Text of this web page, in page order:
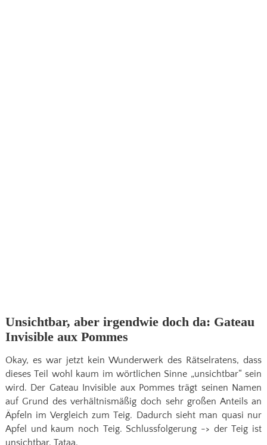
Unsichtbar, aber irgendwie doch da: Gateau
Invisible aux Pommes
Okay, es war jetzt kein Wunderwerk des Rätselratens, dass
dieses Teil wohl kaum im wörtlichen Sinne „unsichtbar“ sein
wird. Der Gateau Invisible aux Pommes trägt seinen Namen
auf Grund des verhältnismäßig doch sehr großen Anteils an
Äpfeln im Vergleich zum Teig. Dadurch sieht man quasi nur
Apfel und kaum noch Teig. Schlussfolgerung -> der Teig ist
unsichtbar. Tataa.